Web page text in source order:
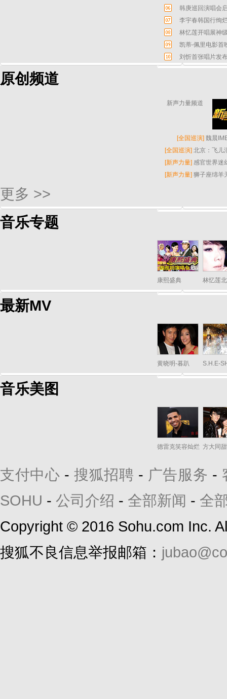
韩庚巡回演唱会
李宇春韩国行绚
林忆莲开唱展神
凯蒂-佩里电影首
刘忻首张唱片发
原创频道
新声力量频道
[全国巡演] 魏晨
[全国巡演] 北京：飞儿
[新声力量] 感官世界迷
[新声力量] 狮子座绵羊
更多 >>
音乐专题
康熙盛典 林忆莲
最新MV
黄晓明-暮趴 S.H.E-
音乐美图
德雷克笑容灿烂 方大同
支付中心 - 搜狐招聘 - 广告服务 -
SOHU - 公司介绍 - 全部新闻 - 全
Copyright © 2016 Sohu.com Inc.
搜狐不良信息举报邮箱：